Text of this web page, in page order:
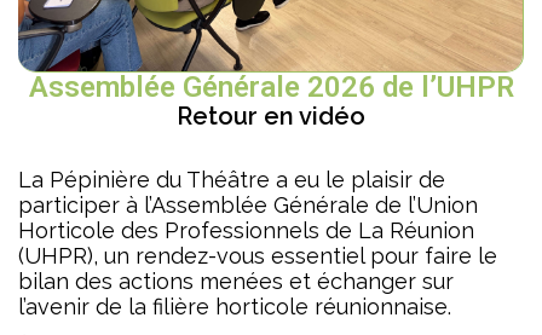
Assemblée Générale 2026 de l’UHPR
Retour en vidéo
La Pépinière du Théâtre a eu le plaisir de
participer à l’Assemblée Générale de l’Union
Horticole des Professionnels de La Réunion
(UHPR), un rendez-vous essentiel pour faire le
bilan des actions menées et échanger sur
l’avenir de la filière horticole réunionnaise.